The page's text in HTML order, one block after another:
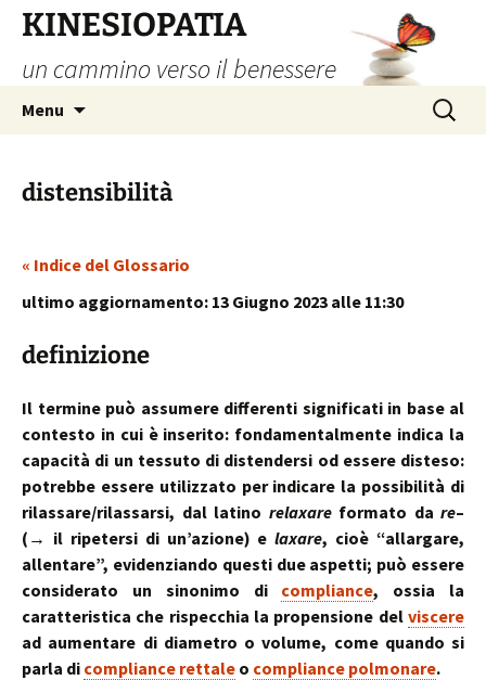
contenuto
KINESIOPATIA
un cammino verso il benessere
Menu
Ricerca
per:
distensibilità
« Indice del Glossario
ultimo aggiornamento: 13 Giugno 2023 alle 11:30
definizione
Il termine può assumere differenti significati in base al
contesto in cui è inserito: fondamentalmente indica la
capacità di un tessuto di distendersi od essere disteso:
potrebbe essere utilizzato per indicare la possibilità di
rilassare/rilassarsi, dal latino relaxareformato da re–
(→ il ripetersi di un’azione) elaxare, cioè “allargare,
allentare”, evidenziando questi due aspetti; può essere
considerato un sinonimo di compliance, ossia la
caratteristica che rispecchia la propensione del viscere
ad aumentare di diametro o volume, come quando si
parla di compliance rettale o compliance polmonare.